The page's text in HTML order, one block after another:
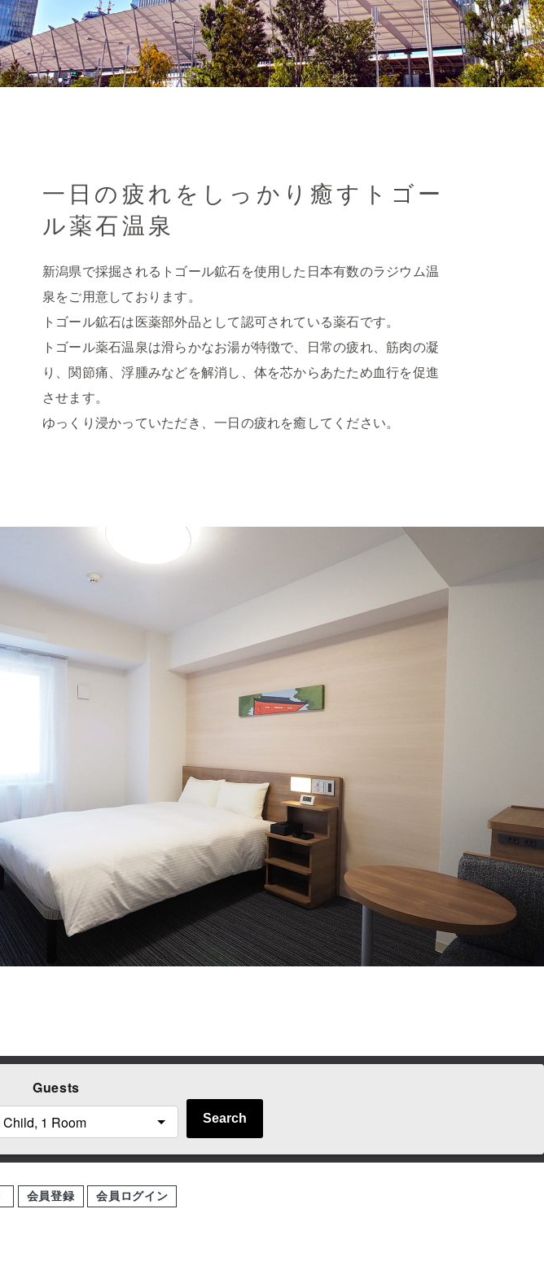
一日の疲れをしっかり癒すトゴー
ル薬石温泉
新潟県で採掘されるトゴール鉱石を使用した日本有数のラジウム温
泉をご用意しております。
トゴール鉱石は医薬部外品として認可されている薬石です。
トゴール薬石温泉は滑らかなお湯が特徴で、日常の疲れ、筋肉の凝
り、関節痛、浮腫みなどを解消し、体を芯からあたため血行を促進
させます。
ゆっくり浸かっていただき、一日の疲れを癒してください。
Guests
Search
会員登録 会員ログイン